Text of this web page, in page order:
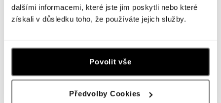
dalšími informacemi, které jste jim poskytli nebo které
získali v důsledku toho, že používáte jejich služby.
Povolit vše
Předvolby Cookies
Prsteň s diamantmi Midnight Sky
Prívesok s diamantmi Midnight